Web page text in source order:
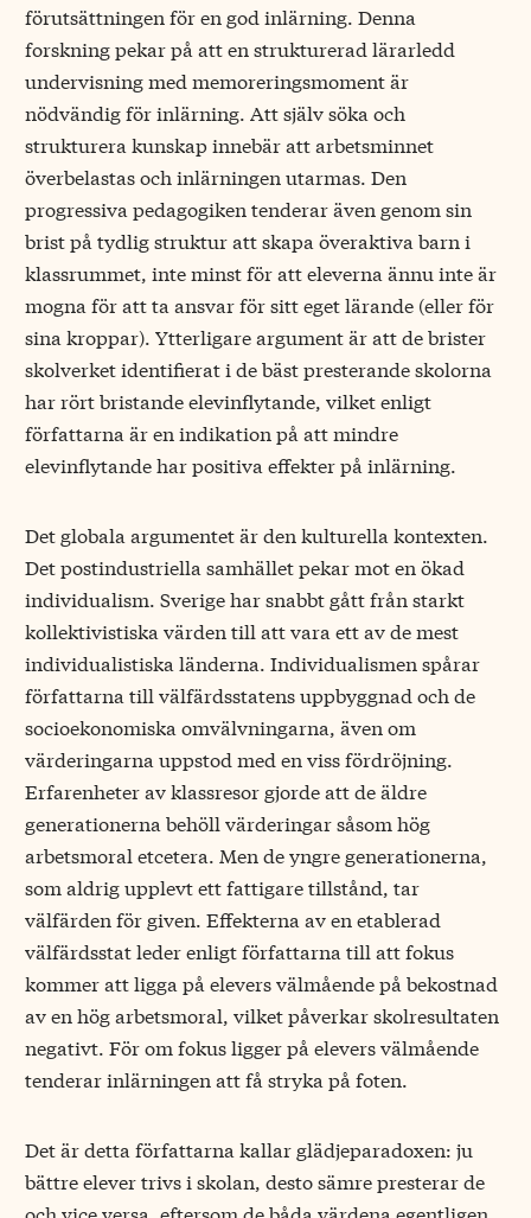
förutsättningen för en god inlärning. Denna
forskning pekar på att en strukturerad lärarledd
undervisning med memoreringsmoment är
nödvändig för inlärning. Att själv söka och
strukturera kunskap innebär att arbetsminnet
överbelastas och inlärningen utarmas. Den
progressiva pedagogiken tenderar även genom sin
brist på tydlig struktur att skapa överaktiva barn i
klassrummet, inte minst för att eleverna ännu inte är
mogna för att ta ansvar för sitt eget lärande (eller för
sina kroppar). Ytterligare argument är att de brister
skolverket identifierat i de bäst presterande skolorna
har rört bristande elevinflytande, vilket enligt
författarna är en indikation på att mindre
elevinflytande har positiva effekter på inlärning.
Det globala argumentet är den kulturella kontexten.
Det postindustriella samhället pekar mot en ökad
individualism. Sverige har snabbt gått från starkt
kollektivistiska värden till att vara ett av de mest
individualistiska länderna. Individualismen spårar
författarna till välfärdsstatens uppbyggnad och de
socioekonomiska omvälvningarna, även om
värderingarna uppstod med en viss fördröjning.
Erfarenheter av klassresor gjorde att de äldre
generationerna behöll värderingar såsom hög
arbetsmoral etcetera. Men de yngre generationerna,
som aldrig upplevt ett fattigare tillstånd, tar
välfärden för given. Effekterna av en etablerad
välfärdsstat leder enligt författarna till att fokus
kommer att ligga på elevers välmående på bekostnad
av en hög arbetsmoral, vilket påverkar skolresultaten
negativt. För om fokus ligger på elevers välmående
tenderar inlärningen att få stryka på foten.
Det är detta författarna kallar glädjeparadoxen: ju
bättre elever trivs i skolan, desto sämre presterar de
och vice versa, eftersom de båda värdena egentligen